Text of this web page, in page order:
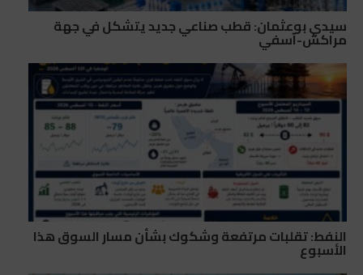
سيدي بوعثمان: قطب صناعي جديد يتشكل في جهة
مراكش-آسفي
النفط: تقلبات مرتفعة وشكوك بشأن مسار السوق هذا
الأسبوع